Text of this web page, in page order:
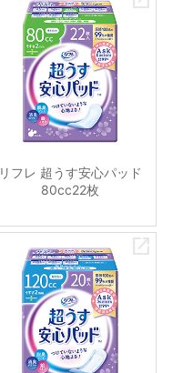
リフレ 超うす安心パッド
80cc22枚